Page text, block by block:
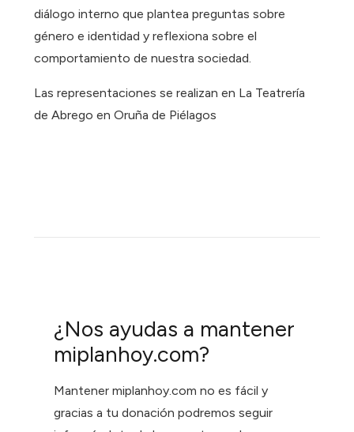
diálogo interno que plantea preguntas sobre
género e identidad y reflexiona sobre el
comportamiento de nuestra sociedad.
Las representaciones se realizan en La Teatrería
de Abrego en Oruña de Piélagos
¿Nos ayudas a mantener
miplanhoy.com?
Mantener miplanhoy.com no es fácil y
gracias a tu donación podremos seguir